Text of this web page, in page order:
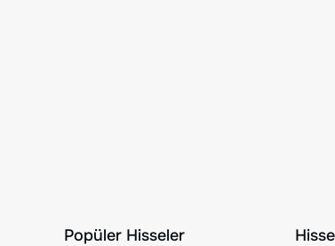
Popüler Hisseler